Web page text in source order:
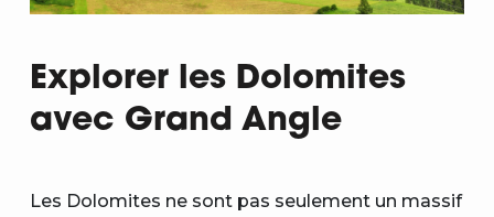
Explorer les Dolomites
avec Grand Angle
Les Dolomites ne sont pas seulement un massif